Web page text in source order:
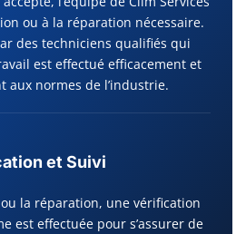
ou à la réparation nécessaire.
des techniciens qualifiés qui
est effectué efficacement et
aux normes de l’industrie.
et Suivi
la réparation, une vérification
est effectuée pour s’assurer de